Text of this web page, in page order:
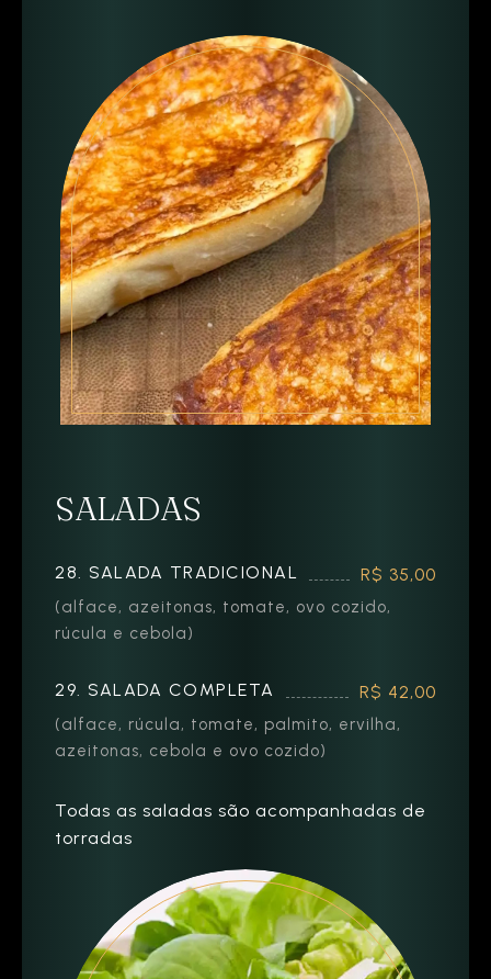
SALADAS
28. SALADA TRADICIONAL R$ 35,00
(alface, azeitonas, tomate, ovo cozido,
rúcula e cebola)
29. SALADA COMPLETA R$ 42,00
(alface, rúcula, tomate, palmito, ervilha,
azeitonas, cebola e ovo cozido)
Todas as saladas são acompanhadas de
torradas